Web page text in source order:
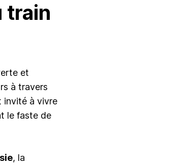
train
et
à travers
invité à vivre
le faste de
, la